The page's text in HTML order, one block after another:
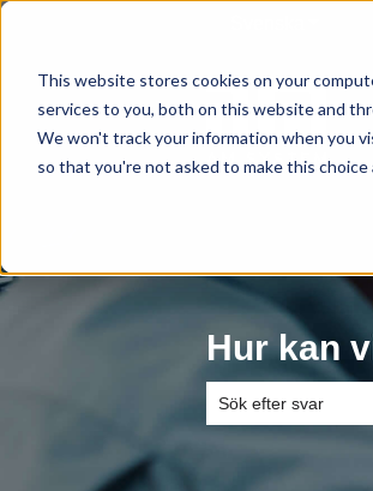
This website stores cookies on your
services to you, both on this website and
We won't track your information when you
so that you're not asked to make this choice
Hur kan
Det finns inga